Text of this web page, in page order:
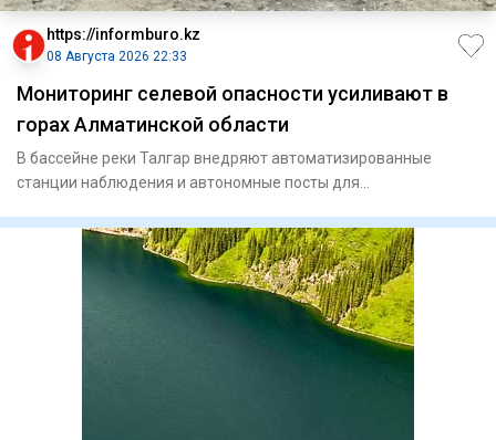
https://informburo.kz
08 Августа 2026 22:33
Мониторинг селевой опасности усиливают в
горах Алматинской области
В бассейне реки Талгар внедряют автоматизированные
станции наблюдения и автономные посты для